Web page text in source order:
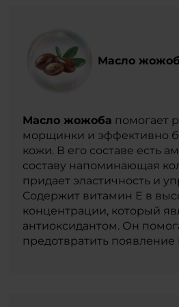
Масло
Масло жожоба помогает
морщинки и эффективно
кожи. В его составе есть
составу напоминающая
придает эластичность и
Содержит витамин Е в
концентрации, который
антиоксидантом. Он
предотвратить